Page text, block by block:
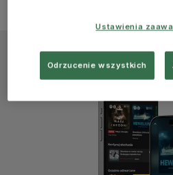
Ustawienia
Odrzucenie wszystkich